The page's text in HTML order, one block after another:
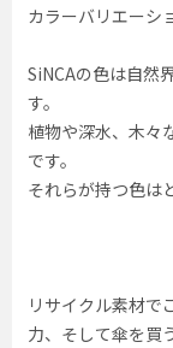
カラーバリエーシ
SiNCAの色は自然
す。
植物や深水、木々
です。
それらが持つ色は
リサイクル素材で
力、そして傘を買